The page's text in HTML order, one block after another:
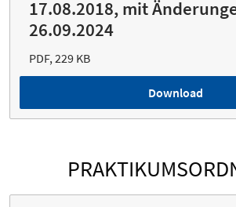
17.08.2018, mit
26.09.2024
PDF, 229 KB
Download